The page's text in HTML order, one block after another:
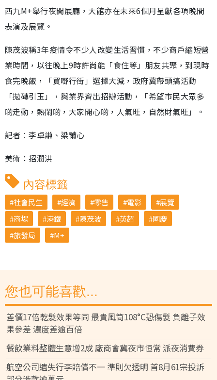
西九M+舉行夜間展廳，大館亦在未來6個月呈獻各項晚間
表演及展覽。
陳茂波稱3年疫情令不少人改變生活習慣，不少商戶縮短營
業時間，以往晚上9時許尚能「食住等」朋友共聚，到現時
食完晚飯，「買嘢行街」選擇大減，政府冀帶頭搞活動
「拋磚引玉」，與業界齊出招辦活動，「希望市民大眾多
啲走動，熱鬧啲，大家開心啲，人氣旺，自然財氣旺」。
記者︰李卓謙、梁薾心
美術：招潤洪
內容標籤
社會民生 經濟 零售 電影
展覽
商場
港鐵 陳茂波 英超
國慶
旅發局
M+
您也可能喜歡...
差價17倍乾髮效果等同 最貴風筒108°C恐傷髮 負離子效
果參差 濃度差逾百倍
餐飲業料整體生意增2成 廠商會冀夜市恒常 派夜消費券
航空公司遺失行李賠償不一 準則欠透明 首8月61宗投訴